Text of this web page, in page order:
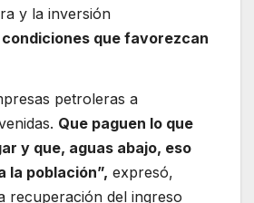
y la inversión
condiciones que favorezcan
petroleras a
Que paguen lo que
y que, aguas abajo, eso
la población”, expresó,
recuperación del ingreso